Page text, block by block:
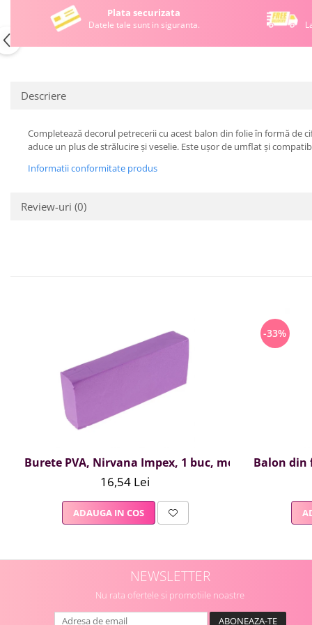
Plata securizata
Datele tale sunt in siguranta.
Descriere
Completează decorul petrecerii cu acest balon din folie în formă de
aduce un plus de strălucire și veselie. Este ușor de umflat și
Informatii conformitate produs
Review-uri (0)
Burete PVA, Nirvana Impex, 1 buc, mov
16,54 Lei
ADAUGA IN COS
-33%
Balon din
NEWSLETTER
Nu rata ofertele si promotiile noastre